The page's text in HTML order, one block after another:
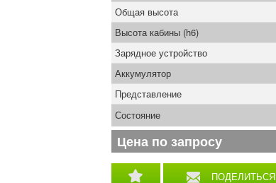
ПОДЕЛИТЬСЯ
Общая высота
Высота кабины (h6)
Зарядное устройство
Аккумулятор
Представление
Состояние
Цена по запросу